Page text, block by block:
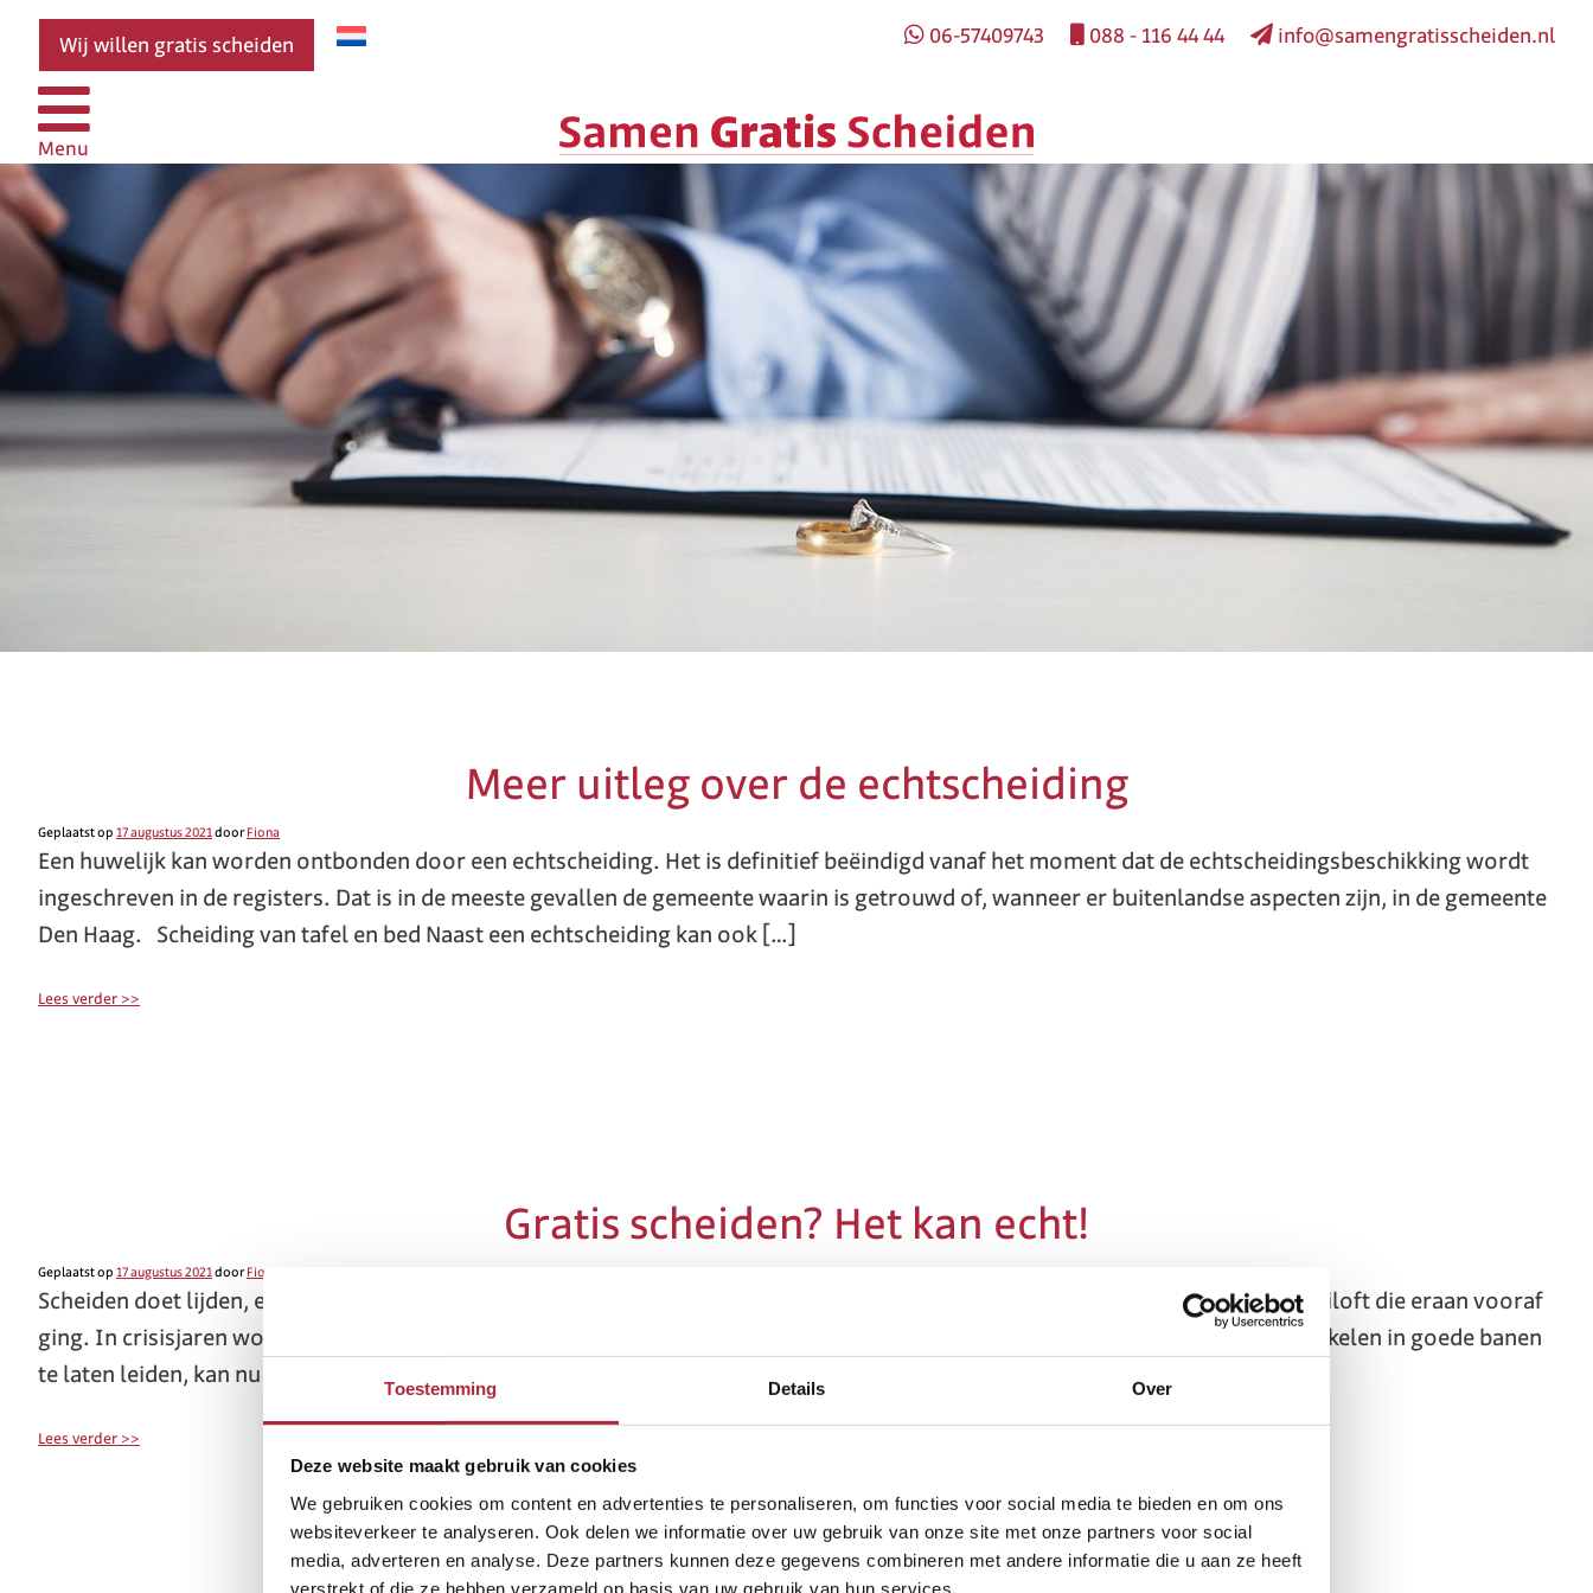
Toestemming Details Over
Deze website maakt gebruik van cookies
We gebruiken cookies om content en advertenties te personaliseren, om functies voor social media te bieden en om ons
websiteverkeer te analyseren. Ook delen we informatie over uw gebruik van onze site met onze partners voor social
media, adverteren en analyse. Deze partners kunnen deze gegevens combineren met andere informatie die u aan ze heeft
verstrekt of die ze hebben verzameld op basis van uw gebruik van hun services.
Wij willen gratis scheiden 06-57409743 088 - 116 44 44 info@samengratisscheiden.nl
Menu
Meer uitleg over de echtscheiding
Geplaatst op17 augustus 2021doorFiona
Een huwelijk kan worden ontbonden door een echtscheiding. Het is definitief beëindigd vanaf het moment dat de echtscheidingsbeschikking wordt
ingeschreven in de registers. Dat is in de meeste gevallen de gemeente waarin is getrouwd of, wanneer er buitenlandse aspecten zijn, in de gemeente
Den Haag. Scheiding van tafel en bed Naast een echtscheiding kan ook […]
Lees verder >>
Gratis scheiden? Het kan echt!
Geplaatst op17 augustus 2021doorFiona
Scheiden doet lijden, een bekend gezegde. Zoals ook weleens wordt gezegd dat een scheiding altijd veel duurder is t dan de bruiloft die eraan vooraf
ging. In crisisjaren wordt volgens deskundigen ook nog eens meer gescheiden. Maar wie geen geld heeft om die juridische perikelen in goede banen
te laten leiden, kan nu toch ergens […]
Lees verder >>